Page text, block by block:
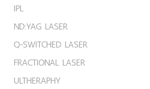
IPL
ND:YAG LASER
Q-SWITCHED LASER
FRACTIONAL LASER
ULTHERAPHY